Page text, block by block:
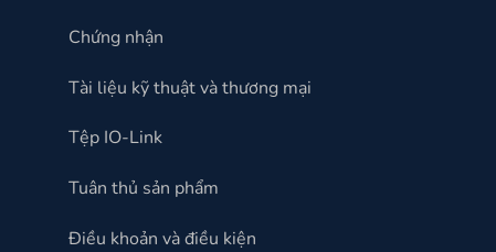
Chứng nhận
Tài liệu kỹ thuật và thương mại
Tệp IO-Link
Tuân thủ sản phẩm
Điều khoản và điều kiện